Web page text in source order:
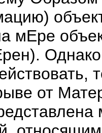
мЕре
от